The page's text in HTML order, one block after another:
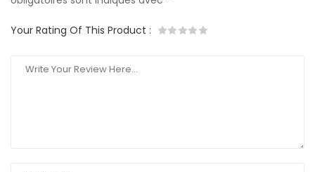
Your Rating Of This Product :